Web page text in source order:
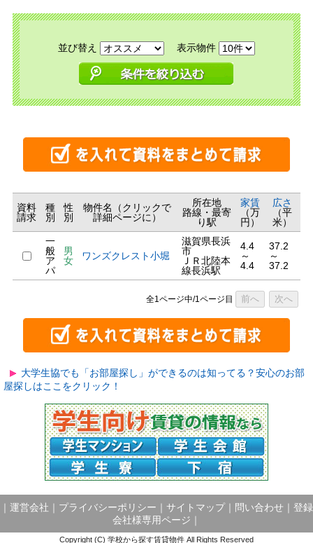
並び替え 表示物件
資料
請求
種
別
性
別
物件名（クリックで
詳細ページに）
所在地
路線・最寄
り駅
家賃
（万
円）
広さ
（平
米）
一
般
ア
パ
男
女
ワンズクレスト小堀
滋賀県長浜
市
ＪＲ北陸本
線長浜駅
4.4
～
4.4
37.2
～
37.2
全1ページ中/1ページ目 前へ 次へ
大学生協でも「お部屋探し」ができるのは知ってる？安心のお部
屋探しはここをクリック！
運営会社 プライバシーポリシー サイトマップ｜ 問い合わせ
登録
会社様専用ページ
Copyright (C) 学校から探す賃貸物件 All Rights Reserved